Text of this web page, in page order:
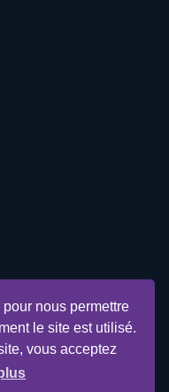
nous permettre
le site est utilisé.
vous acceptez